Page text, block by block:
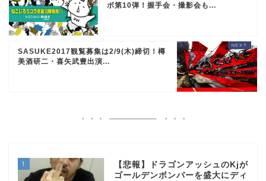
ボ第10弾！握手会・撮影会も...
SASUKE2017観覧募集は2/9(木)締切！樽
美酒研二・喜矢武豊出演...
1
【悲報】ドラゴンアッシュのKjが
ゴールデンボンバーを盛大にディ